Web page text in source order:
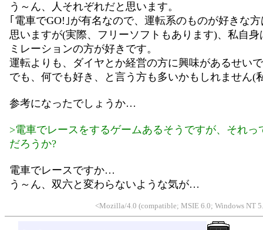
う～ん、人それぞれだと思います。
｢電車でGO!｣が有名なので、運転系のものが好きな
思いますが(実際、フリーソフトもあります)、私自身
ミレーションの方が好きです。
運転よりも、ダイヤとか経営の方に興味があるせい
でも、何でも好き、と言う方も多いかもしれません(
参考になったでしょうか…
>電車でレースをするゲームあるそうですが、それっ
だろうか?
電車でレースですか…
う～ん、双六と変わらないような気が…
<Mozilla/4.0 (compatible; MSIE 6.0; Windows NT